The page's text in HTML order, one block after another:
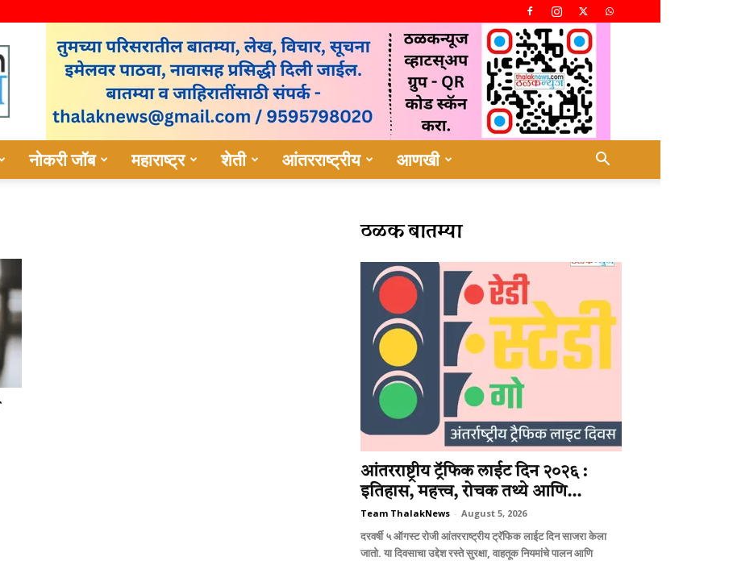
नोकरी जॉब महाराष्ट्र शेती आंतरराष्ट्रीय आणखी
ठळक बातम्या
आंतरराष्ट्रीय ट्रॅफिक लाईट दिन २०२६ :
इतिहास, महत्त्व, रोचक तथ्ये आणि...
Team ThalakNews - August 5, 2026
दरवर्षी ५ ऑगस्ट रोजी आंतरराष्ट्रीय ट्रॅफिक लाईट दिन साजरा केला
जातो. या दिवसाचा उद्देश रस्ते सुरक्षा, वाहतूक नियमांचे पालन आणि